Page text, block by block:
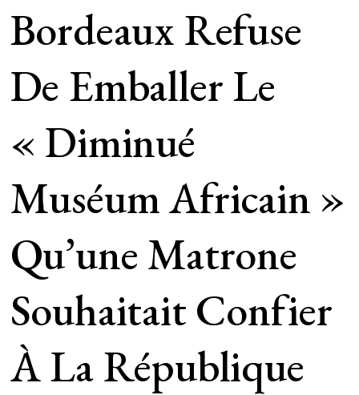
Bordeaux Refuse
De Emballer Le
« Diminué
Muséum Africain »
Qu’une Matrone
Souhaitait Confier
À La République